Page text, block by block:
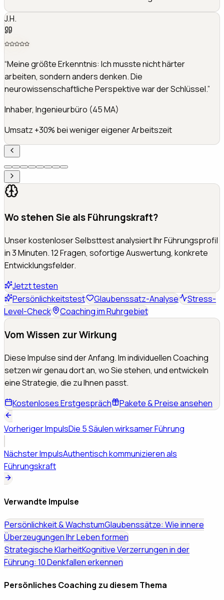
J.H.
“Meine größte Erkenntnis: Ich musste nicht härter
arbeiten, sondern anders denken. Die
neurowissenschaftliche Perspektive war der Schlüssel.”
Inhaber, Ingenieurbüro (45 MA)
Umsatz +30% bei weniger eigener Arbeitszeit
Wo stehen Sie als Führungskraft?
Unser kostenloser Selbsttest analysiert Ihr Führungsprofil
in 3 Minuten. 12 Fragen, sofortige Auswertung, konkrete
Entwicklungsfelder.
Jetzt testen
Persönlichkeitstest
Glaubenssatz-Analyse
Stress-
Level-Check
Coaching im Ruhrgebiet
Vom Wissen zur Wirkung
Diese Impulse sind der Anfang. Im individuellen Coaching
setzen wir genau dort an, wo Sie stehen, und entwickeln
eine Strategie, die zu Ihnen passt.
Kostenloses Erstgespräch
Pakete & Preise ansehen
Vorheriger ImpulsDie 5 Säulen wirksamer Führung
Nächster ImpulsAuthentisch kommunizieren als
Führungskraft
Verwandte Impulse
Persönlichkeit & WachstumGlaubenssätze: Wie innere
Überzeugungen Ihr Leben formen
Strategische KlarheitKognitive Verzerrungen in der
Führung: 10 Denkfallen erkennen
Persönliches Coaching zu diesem Thema